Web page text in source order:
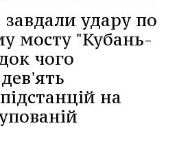
удару по
мосту "Кубань-
чого
на